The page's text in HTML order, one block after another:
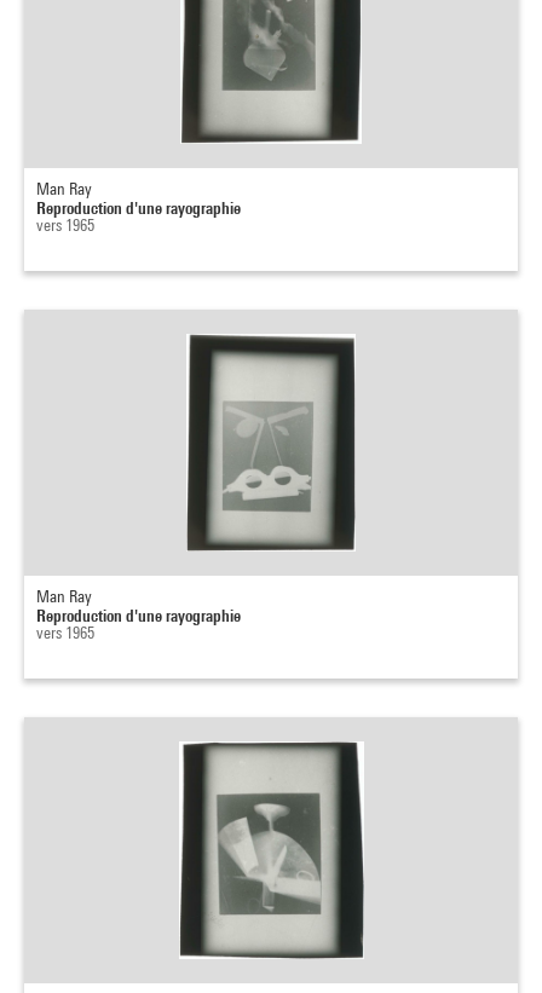
Man Ray
Reproduction d'une rayographie
vers 1965
Man Ray
Reproduction d'une rayographie
vers 1965